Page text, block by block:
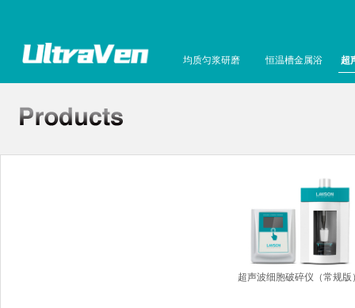
均质匀浆研磨 恒温槽金属浴 超
超声波细胞破碎仪（常规版